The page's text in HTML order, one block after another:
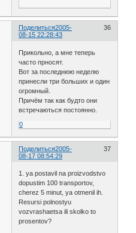
Поделиться 36
2005-
08-15 22:28:43
Прикольно, а мне теперь
часто прносят.
Вот за последнюю неделю
принесли три больших и один
огромный.
Причём так как будто они
встречаються постоянно.
0
Поделиться 37
2005-
08-17 08:54:29
1. ya postavil na proizvodstvo
dopustim 100 transportov,
cherez 5 minut, ya otmenil ih.
Resursi polnostyu
vozvrashaetsa ili skolko to
prosentov?